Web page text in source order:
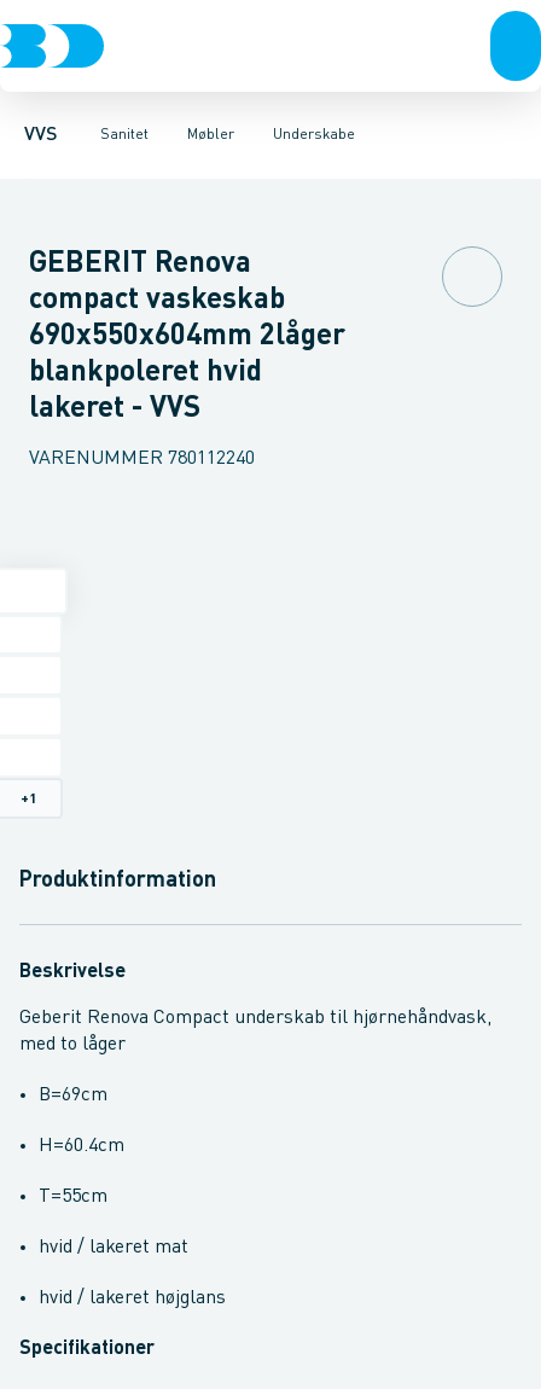
VVS Sanitet
Rør & fittingsPressfittings & rørKuglehaner & ventiler
Møbler
Toiletter, sæder og cisterner VaskeArmaturer
Underskabe
Møbelsæt & pakkerUnderskabeHøjskabe
GEBERIT Renova
compact vaskeskab
690x550x604mm 2låger
blankpoleret hvid
lakeret - VVS
VARENUMMER 780112240
+1
Produktinformation
Beskrivelse
Geberit Renova Compact underskab til hjørnehåndvask,
med to låger
B=69cm
H=60.4cm
T=55cm
hvid / lakeret mat
hvid / lakeret højglans
Specifikationer